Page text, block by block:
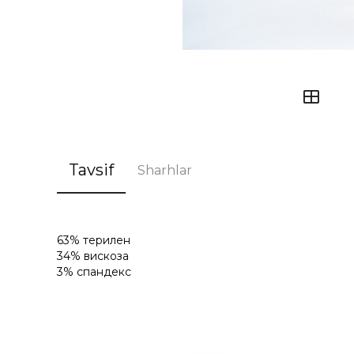
Tavsif Sharhlar
63% терилен
34% вискоза
3% спандекс